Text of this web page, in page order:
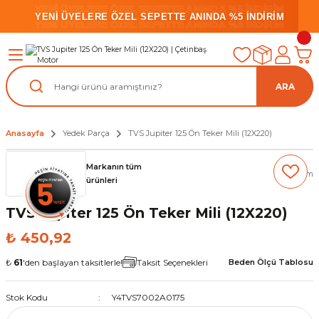
YENİ ÜYELERE ÖZEL SEPETTE ANINDA %5 İNDİRİM
YENİ ÜYELERE ÖZEL SEPETTE ANINDA %5 İNDİRİM
YENİ ÜYELERE ÖZEL SEPETTE ANINDA %5 İNDİRİM
ARA
Anasayfa Yedek Parça TVS Jupiter 125 Ön Teker Mili (12X220)
Markanın tüm
ürünleri
(0) Yorum
TVS Jupiter 125 Ön Teker Mili (12X220)
₺ 450,92
₺ 61'den başlayan taksitlerle! Taksit Seçenekleri Beden Ölçü Tablosu
Stok Kodu Y4TVS7002A0175